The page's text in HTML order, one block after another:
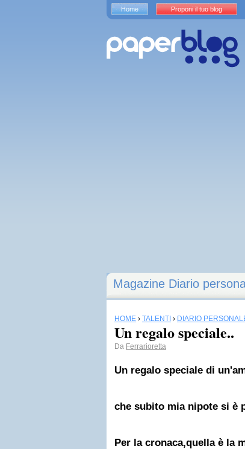
Magazine Diario
HOME › TALENTI › DIARIO
Un regalo speciale..
Da Ferrarioretta
Un regalo speciale di
che subito mia nipote si è
Per la cronaca,quella è la
Home Proponi il tuo blog